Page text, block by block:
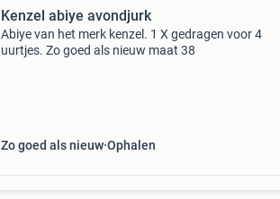
Kenzel abiye avondjurk
Abiye van het merk kenzel. 1 X gedragen voor 4
uurtjes. Zo goed als nieuw maat 38
Zo goed als nieuw Ophalen